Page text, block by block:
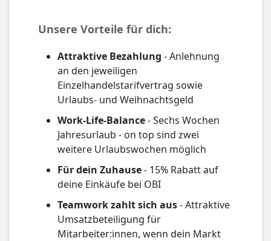
Unsere Vorteile für dich:
Attraktive Bezahlung - Anlehnung
an den jeweiligen
Einzelhandelstarifvertrag sowie
Urlaubs- und Weihnachtsgeld
Work-Life-Balance- Sechs Wochen
Jahresurlaub - on top sind zwei
weitere Urlaubswochen möglich
Für dein Zuhause- 15% Rabatt auf
deine Einkäufe bei OBI
Teamwork zahlt sich aus- Attraktive
Umsatzbeteiligung für
Mitarbeiter:innen, wenn dein Markt